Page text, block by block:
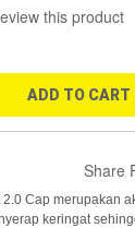
this product
ADD TO CART
Share
2.0 Cap merupakan
keringat